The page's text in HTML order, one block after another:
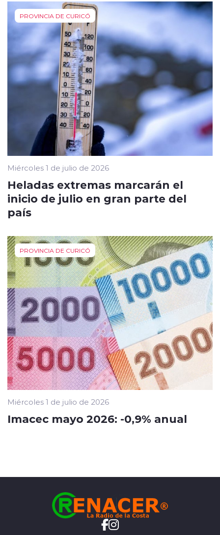
PROVINCIA DE CURICÓ
Miércoles 1 de julio de 2026
Heladas extremas marcarán el
inicio de julio en gran parte del
país
PROVINCIA DE CURICÓ
Miércoles 1 de julio de 2026
Imacec mayo 2026: -0,9% anual